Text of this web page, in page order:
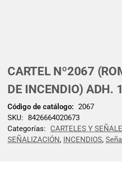
CARTEL Nº2067
DE INCENDIO) ADH.
Código de catálogo: 2067
SKU: 8426664020673
Categorías:
CARTELES Y
SEÑALIZACIÓN, INCENDIOS,